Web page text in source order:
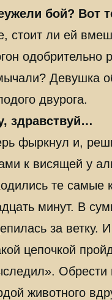
бой? Вот
стоит ли ей
одобрительно
Девушка
двурога.
здравствуй…
фыркнул и,
к висящей у
те самые
минут. В
за ветку.
цепочкой
животного